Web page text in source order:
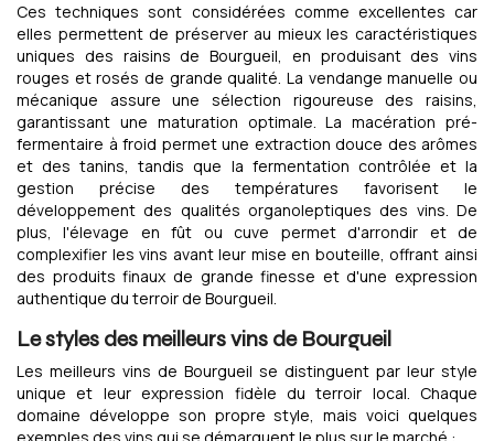
Ces techniques sont considérées comme excellentes car
elles permettent de préserver au mieux les caractéristiques
uniques des raisins de Bourgueil, en produisant des vins
rouges et rosés de grande qualité. La vendange manuelle ou
mécanique assure une sélection rigoureuse des raisins,
garantissant une maturation optimale. La macération pré-
fermentaire à froid permet une extraction douce des arômes
et des tanins, tandis que la fermentation contrôlée et la
gestion précise des températures favorisent le
développement des qualités organoleptiques des vins. De
plus, l'élevage en fût ou cuve permet d'arrondir et de
complexifier les vins avant leur mise en bouteille, offrant ainsi
des produits finaux de grande finesse et d'une expression
authentique du terroir de Bourgueil.
Le styles des meilleurs vins de Bourgueil
Les meilleurs vins de Bourgueil se distinguent par leur style
unique et leur expression fidèle du terroir local. Chaque
domaine développe son propre style, mais voici quelques